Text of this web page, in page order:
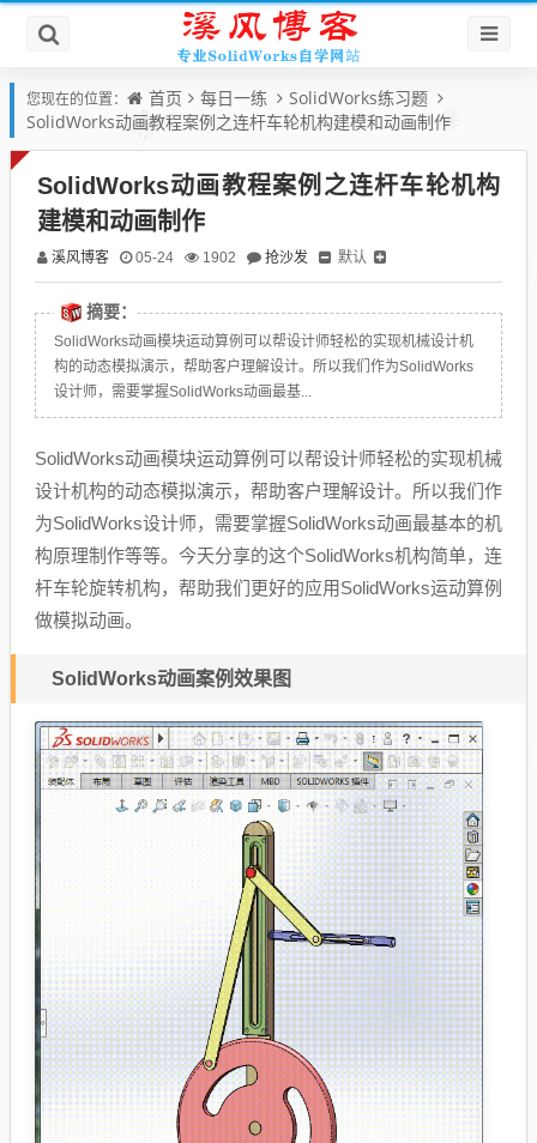
您现在的位置： 首页 每日一练
SolidWorks练习题
SolidWorks动画教程案例之连杆车轮机构建模和动画制作
SolidWorks动画教程案例之连杆车轮机构
建模和动画制作
溪风博客 05-24 1902 抢沙发 默认
摘要：
SolidWorks动画模块运动算例可以帮设计师轻松的实现机械设计机
构的动态模拟演示，帮助客户理解设计。所以我们作为SolidWorks
设计师，需要掌握SolidWorks动画最基...
SolidWorks动画模块运动算例可以帮设计师轻松的实现机械
设计机构的动态模拟演示，帮助客户理解设计。所以我们作
为SolidWorks设计师，需要掌握SolidWorks动画最基本的机
构原理制作等等。今天分享的这个SolidWorks机构简单，连
杆车轮旋转机构，帮助我们更好的应用SolidWorks运动算例
做模拟动画。
SolidWorks动画案例效果图